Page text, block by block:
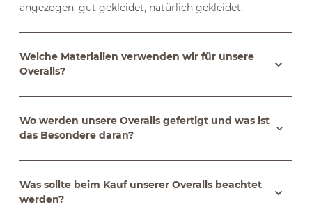
angezogen, gut gekleidet, natürlich gekleidet.
Welche Materialien verwenden wir für unsere
Overalls?
Wo werden unsere Overalls gefertigt und was ist
das Besondere daran?
Was sollte beim Kauf unserer Overalls beachtet
werden?